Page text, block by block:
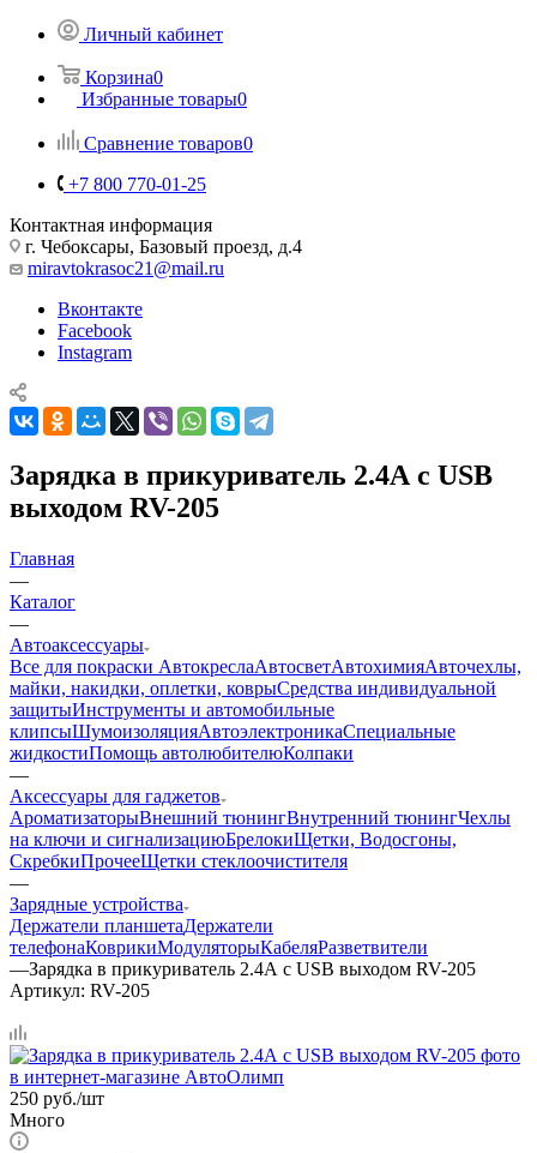
Личный кабинет
Корзина0
Избранные товары0
Сравнение товаров0
+7 800 770-01-25
Контактная информация
г. Чебоксары, Базовый проезд, д.4
miravtokrasoc21@mail.ru
Вконтакте
Facebook
Instagram
Зарядка в прикуриватель 2.4А с USB
выходом RV-205
Главная
—
Каталог
—
Автоаксессуары
Все для покраски АвтокреслаАвтосветАвтохимияАвточехлы,
майки, накидки, оплетки, коврыСредства индивидуальной
защитыИнструменты и автомобильные
клипсыШумоизоляцияАвтоэлектроникаСпециальные
жидкостиПомощь автолюбителюКолпаки
—
Аксессуары для гаджетов
АроматизаторыВнешний тюнингВнутренний тюнингЧехлы
на ключи и сигнализациюБрелокиЩетки, Водосгоны,
СкребкиПрочееЩетки стеклоочистителя
—
Зарядные устройства
Держатели планшетаДержатели
телефонаКоврикиМодуляторыКабеляРазветвители
—Зарядка в прикуриватель 2.4А с USB выходом RV-205
Артикул: RV-205
250 руб./шт
Много